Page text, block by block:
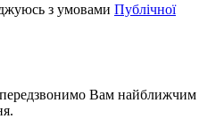
з умовами Публічної
Вам найближчим